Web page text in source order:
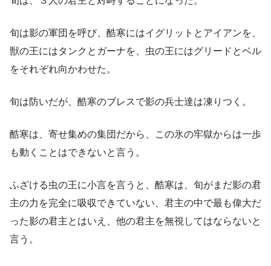
旬は影の軍団を呼び、酷寒にはイグリットとアイアンを、
獣の王にはタンクとガーナを、虫の王にはグリードとベル
をそれぞれ向かわせた。
旬は防いだが、酷寒のブレスで影の兵士達は凍りつく。
酷寒は、寄せ集めの集団だから、この氷の牢獄からは一歩
も動くことはできないと言う。
ふざける虫の王に小言を言うと、酷寒は、旬がまだ影の君
主の力を完全に吸収できていない、君主の中で最も偉大だ
った影の君主とはいえ、他の君主を無視してはならないと
言う。